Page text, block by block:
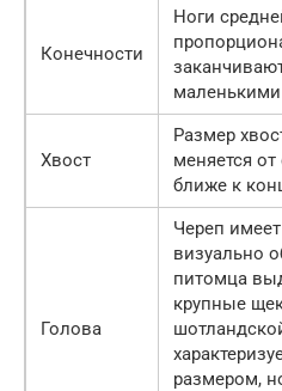
Конечности
Ноги
Хвост
Размер
меняется
ближе к
Голова
Череп
визуально
питомца
крупные
размером,